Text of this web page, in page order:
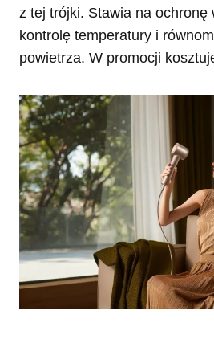
z tej trójki. Stawia na ochronę
kontrolę temperatury i
powietrza. W promocji